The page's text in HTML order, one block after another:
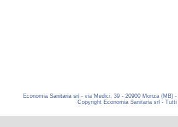
Economia Sanitaria srl - via Medici, 39 - 20900 Monza (MB) -
Copyright Economia Sanitaria srl -